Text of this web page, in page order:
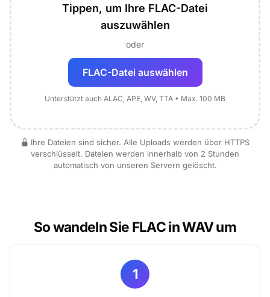
Tippen, um Ihre FLAC-Datei
auszuwählen
oder
FLAC-Datei auswählen
Unterstützt auch ALAC, APE, WV, TTA • Max. 100 MB
Ihre Dateien sind sicher. Alle Uploads werden über HTTPS
verschlüsselt. Dateien werden innerhalb von 2 Stunden
automatisch von unseren Servern gelöscht.
So wandeln Sie FLAC in WAV um
1